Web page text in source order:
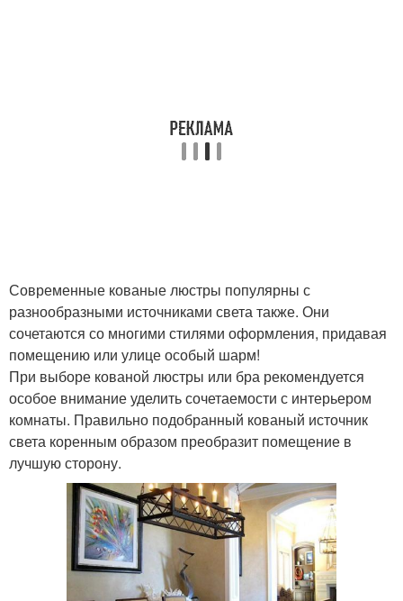
Современные кованые люстры популярны с
разнообразными источниками света также. Они
сочетаются со многими стилями оформления, придавая
помещению или улице особый шарм!
При выборе кованой люстры или бра рекомендуется
особое внимание уделить сочетаемости с интерьером
комнаты. Правильно подобранный кованый источник
света коренным образом преобразит помещение в
лучшую сторону.